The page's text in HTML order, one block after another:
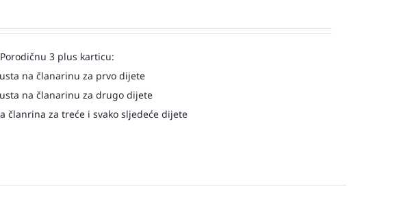
3 plus karticu:
na članarinu za prvo dijete
na članarinu za drugo dijete
članrina za treće i svako sljedeće dijete